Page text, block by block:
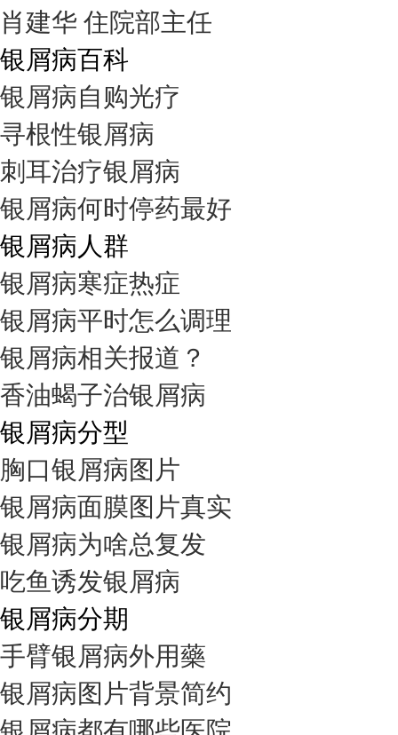
肖建华 住院部主任
银屑病百科
银屑病自购光疗
寻根性银屑病
刺耳治疗银屑病
银屑病何时停药最好
银屑病人群
银屑病寒症热症
银屑病平时怎么调理
银屑病相关报道？
香油蝎子治银屑病
银屑病分型
胸口银屑病图片
银屑病面膜图片真实
银屑病为啥总复发
吃鱼诱发银屑病
银屑病分期
手臂银屑病外用藥
银屑病图片背景简约